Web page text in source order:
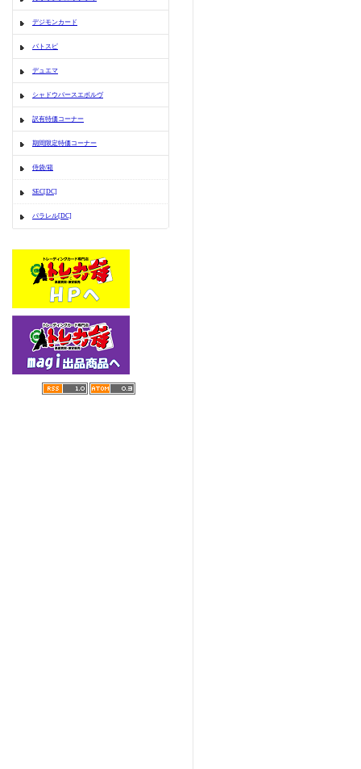
デジモンカード
バトスピ
デュエマ
シャドウバースエボルヴ
訳有特価コーナー
期間限定特価コーナー
侍袋/箱
SEC[DC]
パラレル[DC]